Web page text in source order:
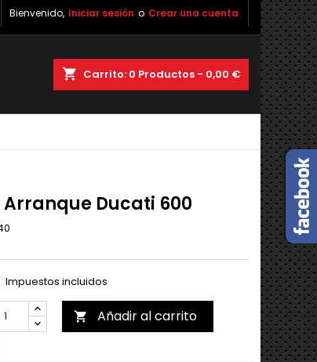
Bienvenido, Iniciar sesión o Crear una cuenta
shopping_cart Carrito: 0 Productos - 0,00 €
Ducati 600
Impuestos incluidos
 Añadir al carrito